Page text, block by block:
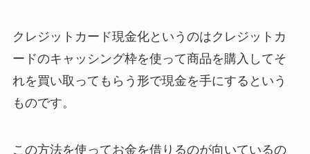
クレジットカード現金化というのはクレジットカ
ードのキャッシング枠を使って商品を購入してそ
れを買い取ってもらう形で現金を手にするという
ものです。
この方法を使ってお金を借りるのが向いているの